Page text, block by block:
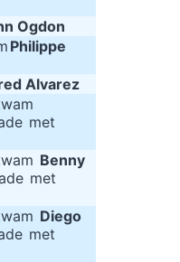
Ogdon
Philippe
Alvarez
met
Benny
met
Diego
met